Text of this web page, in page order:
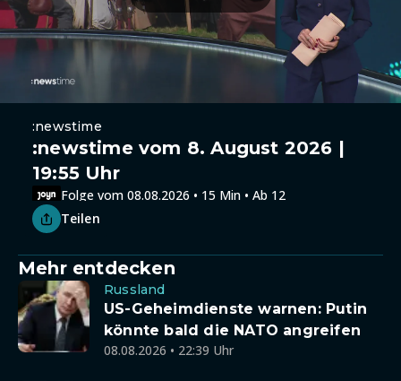
:newstime
:newstime vom 8. August 2026 |
19:55 Uhr
Folge vom 08.08.2026 • 15 Min • Ab 12
Teilen
Mehr entdecken
Russland
US-Geheimdienste warnen: Putin
könnte bald die NATO angreifen
08.08.2026 • 22:39 Uhr